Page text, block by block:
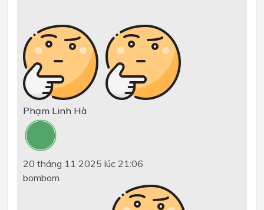
Phạm Linh Hà
20 tháng 11 2025 lúc 21:06
bombom